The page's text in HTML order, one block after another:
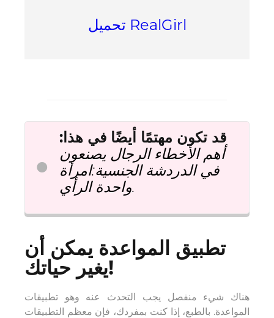
تحميل RealGirl
قد تكون مهتمًا أيضًا في هذا :
أهم الأخطاء الرجال يصنعون
في الدردشة الجنسية:امرأة
واحدة الرأي .
تطبيق المواعدة يمكن أن
يغير حياتك!
هناك شيء منفصل يجب التحدث عنه وهو تطبيقات
المواعدة. بالطبع، إذا كنت بمفردك، فإن معظم التطبيقات